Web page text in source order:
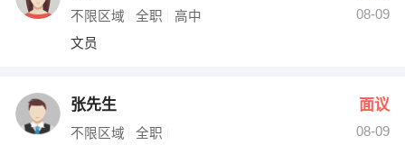
水电/机修
编辑
不限区域 全职 高中
08-09
文员
张先生 面议
不限区域 全职
08-09